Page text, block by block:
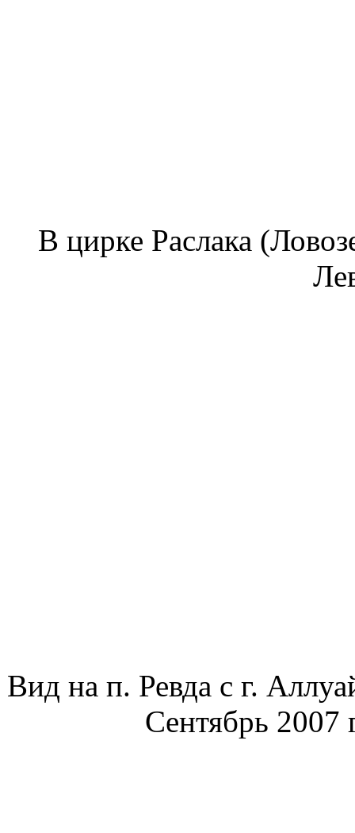
В цирке Раслака
Вид на п. Ревда с г.
Сентябрь